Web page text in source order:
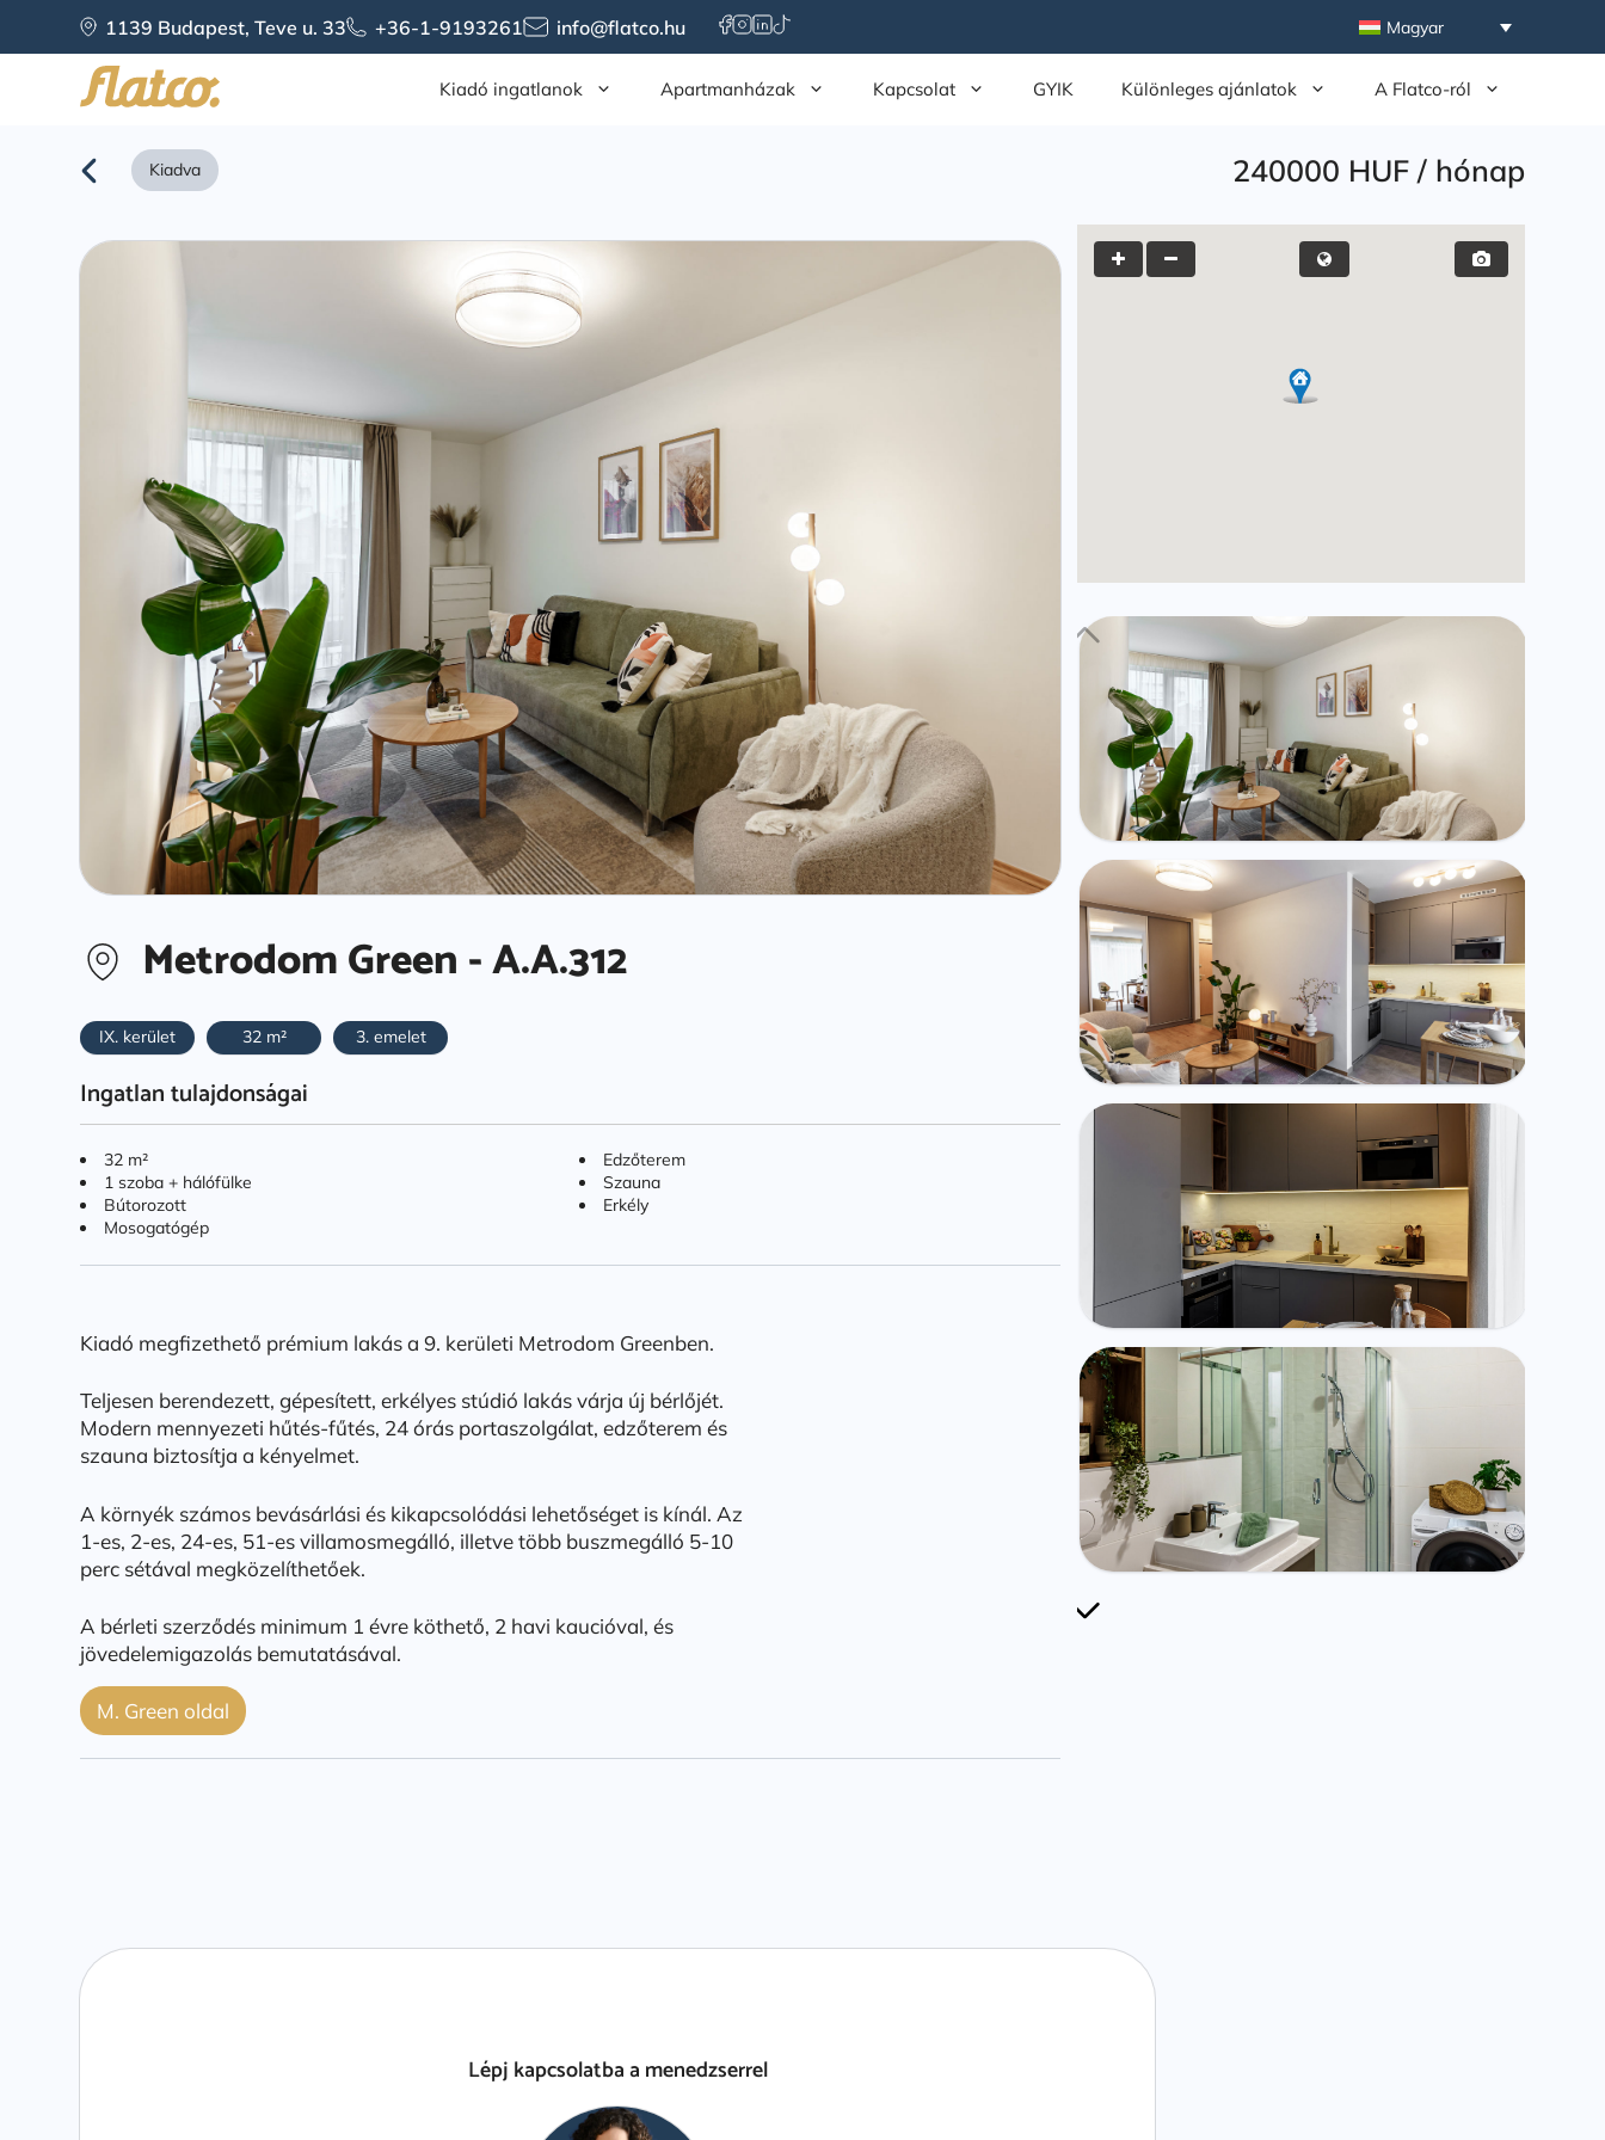
content
1139 Budapest, Teve u. 33 +36-1-9193261 info@flatco.hu Magyar
Kiadó ingatlanok Apartmanházak Kapcsolat GYIK Különleges ajánlatok A Flatco-ról
Kiadva 240000 HUF / hónap
Metrodom Green - A.A.312
IX. kerület 32 m² 3. emelet
Ingatlan tulajdonságai
32 m²
1 szoba + hálófülke
Bútorozott
Mosogatógép
Edzőterem
Szauna
Erkély
Kiadó megfizethető prémium lakás a 9. kerületi Metrodom Greenben.
Teljesen berendezett, gépesített, erkélyes stúdió lakás várja új bérlőjét.
Modern mennyezeti hűtés-fűtés, 24 órás portaszolgálat, edzőterem és
szauna biztosítja a kényelmet.
A környék számos bevásárlási és kikapcsolódási lehetőséget is kínál. Az
1-es, 2-es, 24-es, 51-es villamosmegálló, illetve több buszmegálló 5-10
perc sétával megközelíthetőek.
A bérleti szerződés minimum 1 évre köthető, 2 havi kaucióval, és
jövedelemigazolás bemutatásával.
M. Green oldal
Lépj kapcsolatba a menedzserrel